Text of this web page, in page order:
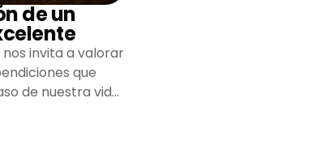
de un
invita a valorar
que
de nuestra vida,